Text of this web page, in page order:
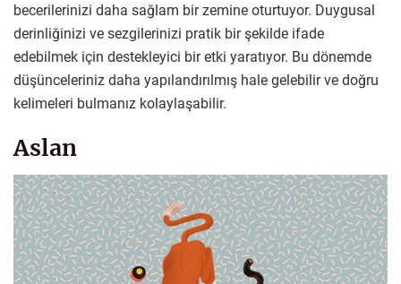
becerilerinizi daha sağlam bir zemine oturtuyor. Duygusal
derinliğinizi ve sezgilerinizi pratik bir şekilde ifade
edebilmek için destekleyici bir etki yaratıyor. Bu dönemde
düşünceleriniz daha yapılandırılmış hale gelebilir ve doğru
kelimeleri bulmanız kolaylaşabilir.
Aslan